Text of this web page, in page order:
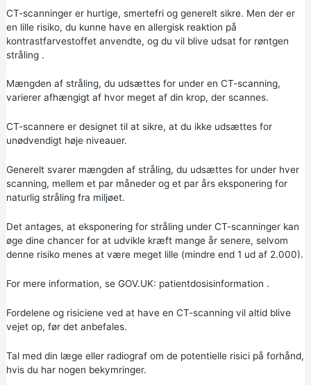
CT-scanninger er hurtige, smertefri og generelt sikre. Men der er
en lille risiko, du kunne have en allergisk reaktion på
kontrastfarvestoffet anvendte, og du vil blive udsat for røntgen
stråling.
Mængden af stråling, du udsættes for under en CT-scanning,
varierer afhængigt af hvor meget af din krop, der scannes.
CT-scannere er designet til at sikre, at du ikke udsættes for
unødvendigt høje niveauer.
Generelt svarer mængden af stråling, du udsættes for under hver
scanning, mellem et par måneder og et par års eksponering for
naturlig stråling fra miljøet.
Det antages, at eksponering for stråling under CT-scanninger kan
øge dine chancer for at udvikle kræft mange år senere, selvom
denne risiko menes at være meget lille (mindre end 1 ud af 2.000).
For mere information, se GOV.UK: patientdosisinformation .
Fordelene og risiciene ved at have en CT-scanning vil altid blive
vejet op, før det anbefales.
Tal med din læge eller radiograf om de potentielle risici på forhånd,
hvis du har nogen bekymringer.